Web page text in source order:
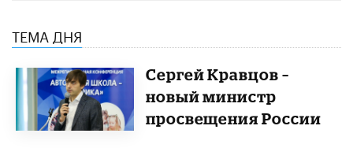
ТЕМА ДНЯ
Сергей Кравцов –
новый министр
просвещения России